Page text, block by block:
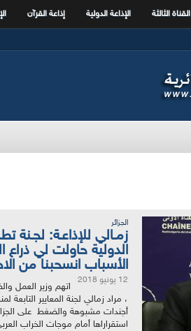
القناة الثالثة الإذاعة الدولية إذاعة القرآن
الجزائر
زمـالي للإذاعـة: لجـنة
الدولية حاولت لي ذراع
الأسباب انسحبنا من
12 يونيو 2018
اتهم وزير العمل
، مراد زمالي لجنة المعايير التابعة
أجندات مشبوهة والضغط على
استقراراها أمام موجات الخراب العربي